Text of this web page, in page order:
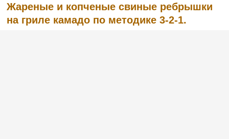
Жареные и копченые свиные ребрышки
на гриле камадо по методике 3-2-1.